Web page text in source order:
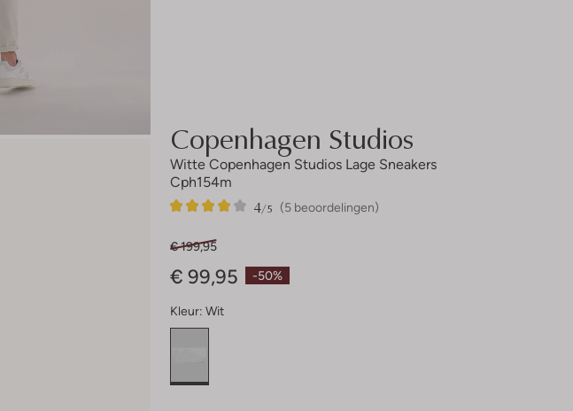
Copenhagen Studios
Witte Copenhagen Studios Lage Sneakers
Cph154m
(5 beoordelingen)
4/5
5
4
-50%
€ 199,95
€ 99,95
Kleur: Wit